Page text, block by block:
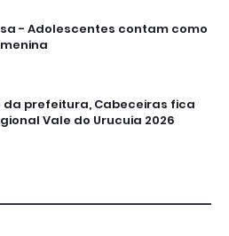
- Adolescentes contam como
da prefeitura, Cabeceiras fica
Vale do Urucuia 2026